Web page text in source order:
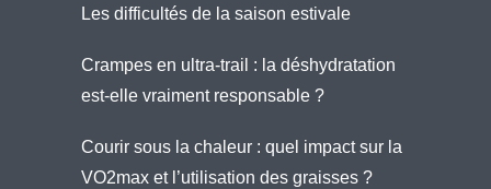
Les difficultés de la saison estivale
Crampes en ultra-trail : la déshydratation
est-elle vraiment responsable ?
Courir sous la chaleur : quel impact sur la
VO2max et l’utilisation des graisses ?